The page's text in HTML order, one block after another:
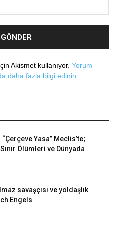
Akismet kullanıyor. Yorum
daha fazla bilgi edinin
Yasa” Meclis’te;
Ölümleri ve Dünyada
savaşçısı ve yoldaşlık
Engels